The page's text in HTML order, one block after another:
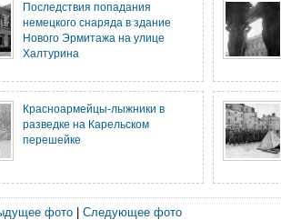
Последствия попадания
немецкого снаряда в здание
Нового Эрмитажа на улице
Халтурина
Красноармейцы-лыжники в
разведке на Карельском
перешейке
фото| Следующее фото